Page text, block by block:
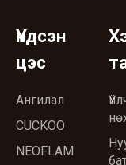
Үндсэн
цэс
Ангилал
CUCKOO
NEOFLAM